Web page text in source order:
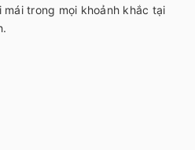
trong mọi khoảnh khắc tại